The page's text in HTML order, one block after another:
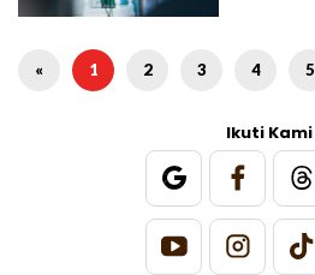
« 1 2 3 4 5
Ikuti Kami